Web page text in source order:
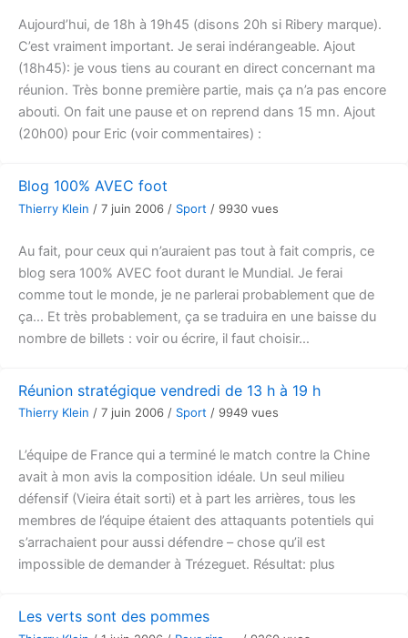
Aujourd’hui, de 18h à 19h45 (disons 20h si Ribery marque).
C’est vraiment important. Je serai indérangeable. Ajout
(18h45): je vous tiens au courant en direct concernant ma
réunion. Très bonne première partie, mais ça n’a pas encore
abouti. On fait une pause et on reprend dans 15 mn. Ajout
(20h00) pour Eric (voir commentaires) :
Blog 100% AVEC foot
Thierry Klein / 7 juin 2006 / Sport / 9930 vues
Au fait, pour ceux qui n’auraient pas tout à fait compris, ce
blog sera 100% AVEC foot durant le Mundial. Je ferai
comme tout le monde, je ne parlerai probablement que de
ça… Et très probablement, ça se traduira en une baisse du
nombre de billets : voir ou écrire, il faut choisir…
Réunion stratégique vendredi de 13 h à 19 h
Thierry Klein / 7 juin 2006 / Sport / 9949 vues
L’équipe de France qui a terminé le match contre la Chine
avait à mon avis la composition idéale. Un seul milieu
défensif (Vieira était sorti) et à part les arrières, tous les
membres de l’équipe étaient des attaquants potentiels qui
s’arrachaient pour aussi défendre – chose qu’il est
impossible de demander à Trézeguet. Résultat: plus
Les verts sont des pommes